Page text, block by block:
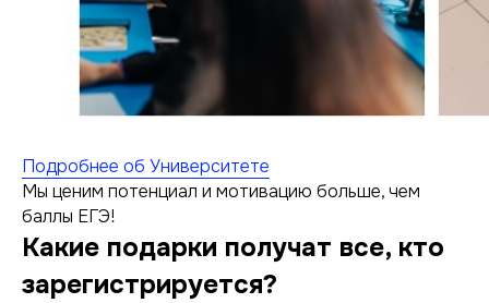
Подробнее об Университете
Мы ценим потенциал и мотивацию больше, чем
баллы ЕГЭ!
Какие подарки получат все, кто
зарегистрируется?